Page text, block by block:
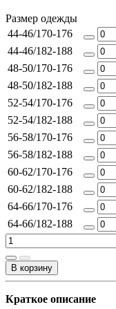
Размер одежды
44-46/170-176
44-46/182-188
48-50/170-176
48-50/182-188
52-54/170-176
52-54/182-188
56-58/170-176
56-58/182-188
60-62/170-176
60-62/182-188
64-66/170-176
64-66/182-188
В корзину
Краткое описание